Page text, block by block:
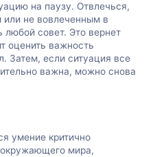
на паузу. Отвлечься,
не вовлеченным в
любой совет. Это вернет
оценить важность
Затем, если ситуация все
важна, можно снова
умение критично
мира,